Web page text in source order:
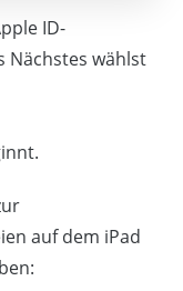
ID-
Nächstes wählst
auf dem iPad